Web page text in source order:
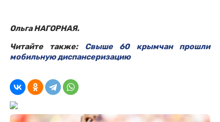
Ольга НАГОРНАЯ.
Читайте также: Свыше 60 крымчан прошли
мобильную диспансеризацию